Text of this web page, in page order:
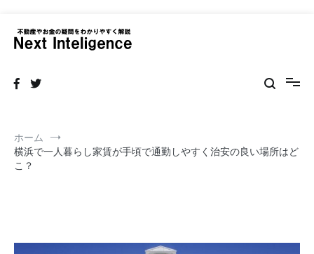
ホーム
横浜で一人暮らし家賃が手頃で通勤しやすく治安の良い場所はど
こ？